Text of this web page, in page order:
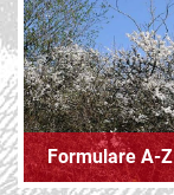
Formulare A-Z